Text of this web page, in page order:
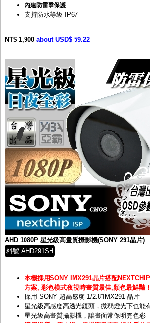
內建防雷擊保護
支持防水等級 IP67
NT$ 1,900 about USD$ 59.22
AHD 1080P 星光級高畫質攝影機(SONY 291晶片)
料號:AHD291SH
本機採用SONY IMX291晶片搭配
方案, 彩色模式夜視時畫質最佳,顏色最鮮豔！
採用 SONY 超高感度 1/2.8”IMX291 晶片
星光級高感度高透光鏡頭，微弱燈光下也能
星光級高畫質攝影機，讓畫面常保明亮色彩